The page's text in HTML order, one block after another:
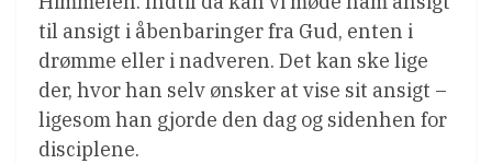
til ansigt i åbenbaringer fra Gud, enten i
drømme eller i nadveren. Det kan ske lige
der, hvor han selv ønsker at vise sit ansigt –
ligesom han gjorde den dag og sidenhen for
disciplene.